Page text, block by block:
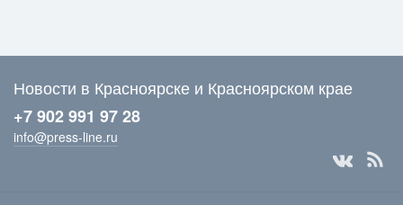
Новости в Красноярске и Красноярском крае
+7 902 991 97 28
info@press-line.ru